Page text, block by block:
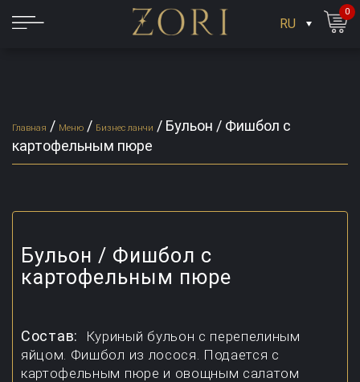
RU
0
Главная / Меню / Бизнес ланчи / Бульон / Фишбол с
картофельным пюре
Бульон / Фишбол с
картофельным пюре
Состав:
Куриный бульон с перепелиным
яйцом. Фишбол из лосося. Подается с
картофельным пюре и овощным салатом